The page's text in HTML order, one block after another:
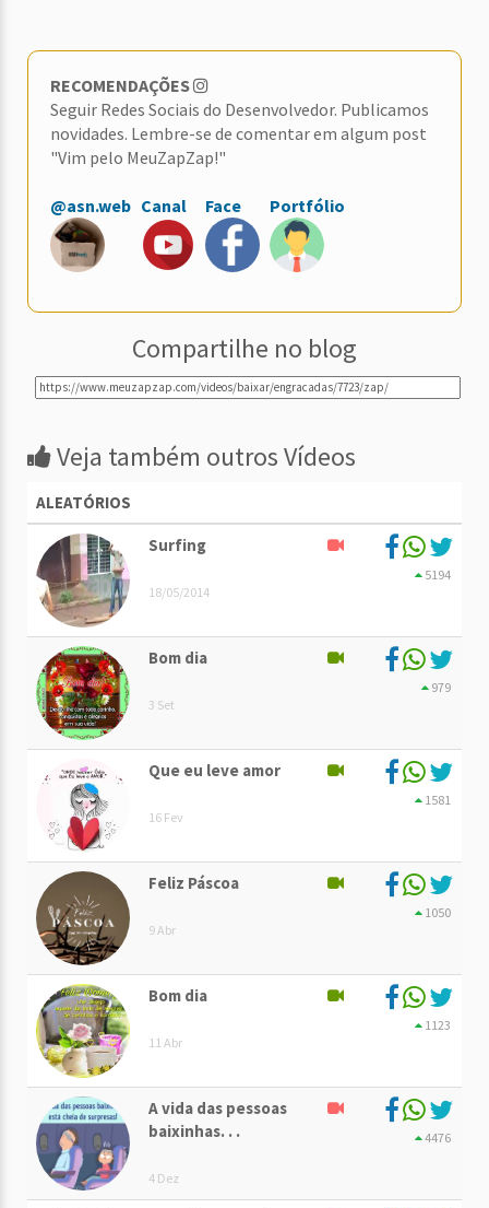
RECOMENDAÇÕES
Seguir Redes Sociais do Desenvolvedor. Publicamos
novidades. Lembre-se de comentar em algum post
"Vim pelo MeuZapZap!"
@asn.web Canal Face Portfólio
Compartilhe no blog
Veja também outros Vídeos
ALEATÓRIOS
Surfing
18/05/2014
5194
Bom dia
3 Set
979
Que eu leve amor
16 Fev
1581
Feliz Páscoa
9 Abr
1050
Bom dia
11 Abr
1123
A vida das pessoas
baixinhas. . .
4 Dez
4476